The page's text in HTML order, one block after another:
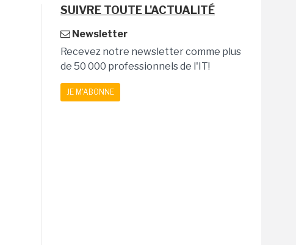
SUIVRE TOUTE L'ACTUALITÉ
Newsletter
Recevez notre newsletter comme plus
de 50 000 professionnels de l'IT!
JE M'ABONNE